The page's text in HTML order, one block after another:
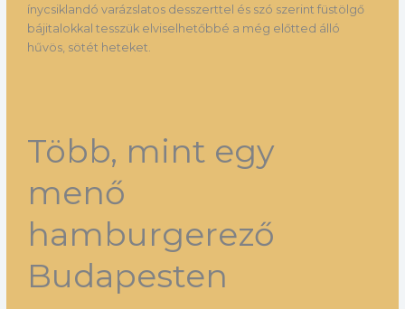
ínycsiklandó varázslatos desszerttel és szó szerint füstölgő
bájitalokkal tesszük elviselhetőbbé a még előtted álló
hűvös, sötét heteket.
Több, mint egy
menő
hamburgerező
Budapesten